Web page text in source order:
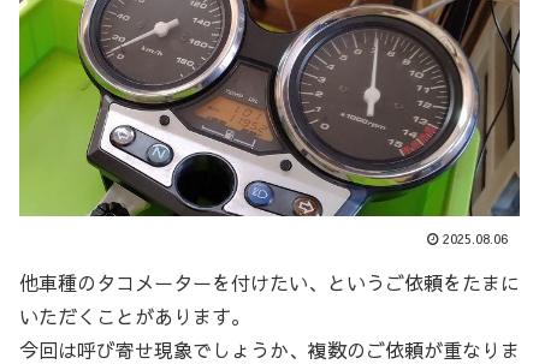
2025.08.06
他車種のタコメーターを付けたい、というご依頼をたまに
いただくことがあります。
今回は呼び寄せ現象でしょうか、複数のご依頼が重なりま